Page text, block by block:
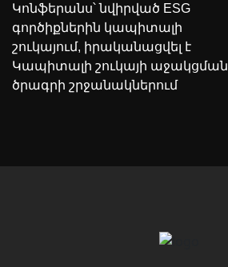
Կոնֆերանս՝ նվիրված ESG
գործիքներին կապիտալի
շուկայում, իրականացվել է
Կապիտալի շուկայի աջակցման
ծրագրի շրջանակներում